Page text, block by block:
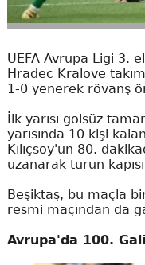
UEFA Avrupa Ligi 3.
Hradec Kralove
1-0 yenerek rövanş
İlk yarısı golsüz
yarısında 10 kişi
Kılıçsoy'un 80.
uzanarak turun
Beşiktaş, bu maçla
resmi maçından da
Avrupa'da 100.